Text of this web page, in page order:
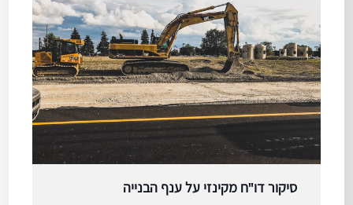
סיקור דו"ח מקינזי על ענף הבנייה